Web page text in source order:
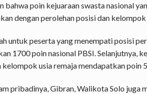
bahwa poin kejuaraan swasta nasional
dengan perolehan posisi dan
untuk peserta yang menempati posisi
1700 poin nasional PBSI. Selanjutnya,
usia remaja mendapatkan poin
pribadinya, Gibran, Walikota Solo juga